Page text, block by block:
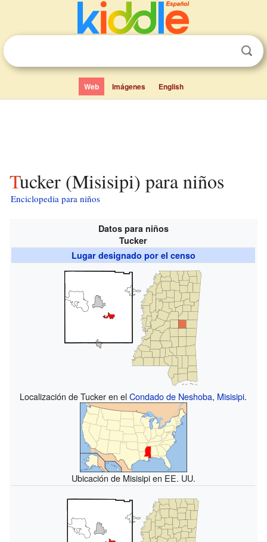
Web Imágenes English
Tucker (Misisipi) para niños
Enciclopedia para niños
Datos para niños
Tucker
Lugar designado por el censo
Localización de Tucker en elCondado de Neshoba, Misisipi.
Ubicación de Misisipi en EE. UU.